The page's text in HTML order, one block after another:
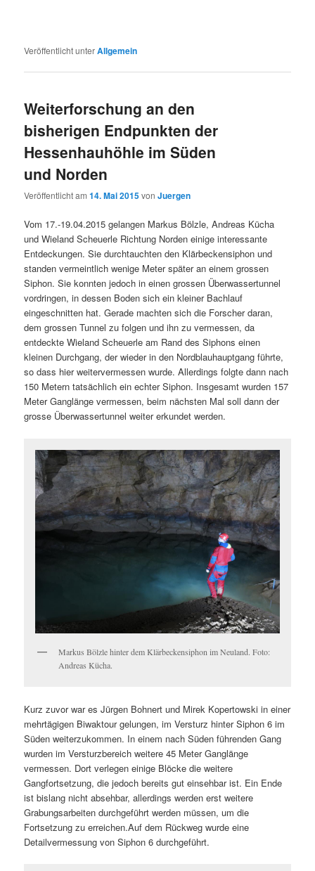
Veröffentlicht unterAllgemein
Weiterforschung an den
bisherigen Endpunkten der
Hessenhauhöhle im Süden
und Norden
Veröffentlicht am14. Mai 2015vonJuergen
Vom 17.-19.04.2015 gelangen Markus Bölzle, Andreas Kücha
und Wieland Scheuerle Richtung Norden einige interessante
Entdeckungen. Sie durchtauchten den Klärbeckensiphon und
standen vermeintlich wenige Meter später an einem grossen
Siphon. Sie konnten jedoch in einen grossen Überwassertunnel
vordringen, in dessen Boden sich ein kleiner Bachlauf
eingeschnitten hat. Gerade machten sich die Forscher daran,
dem grossen Tunnel zu folgen und ihn zu vermessen, da
entdeckte Wieland Scheuerle am Rand des Siphons einen
kleinen Durchgang, der wieder in den Nordblauhauptgang führte,
so dass hier weitervermessen wurde. Allerdings folgte dann nach
150 Metern tatsächlich ein echter Siphon. Insgesamt wurden 157
Meter Ganglänge vermessen, beim nächsten Mal soll dann der
grosse Überwassertunnel weiter erkundet werden.
Markus Bölzle hinter dem Klärbeckensiphon im Neuland. Foto:
Andreas Kücha.
Kurz zuvor war es Jürgen Bohnert und Mirek Kopertowski in einer
mehrtägigen Biwaktour gelungen, im Versturz hinter Siphon 6 im
Süden weiterzukommen. In einem nach Süden führenden Gang
wurden im Versturzbereich weitere 45 Meter Ganglänge
vermessen. Dort verlegen einige Blöcke die weitere
Gangfortsetzung, die jedoch bereits gut einsehbar ist. Ein Ende
ist bislang nicht absehbar, allerdings werden erst weitere
Grabungsarbeiten durchgeführt werden müssen, um die
Fortsetzung zu erreichen.Auf dem Rückweg wurde eine
Detailvermessung von Siphon 6 durchgeführt.